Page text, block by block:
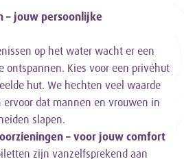
– jouw persoonlijke
op het water wacht er een
ontspannen. Kies voor een privéhut
hut. We hechten veel waarde
ervoor dat mannen en vrouwen in
slapen.
– voor jouw comfort
zijn vanzelfsprekend aan